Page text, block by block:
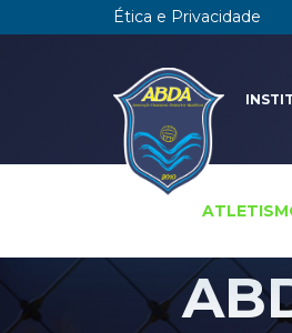
Ética e Privacidade